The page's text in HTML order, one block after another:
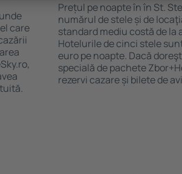
care
Prețul pe noapte în în St.
numărul de stele și de
standard mediu costă de la
Hotelurile de cinci stele
euro pe noapte. Dacă
specială de pachete
rezervi cazare și bilete de